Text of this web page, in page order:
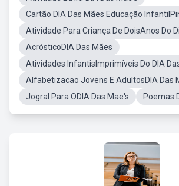
Cartão DIA Das Mães Educação
Atividade Para Criança De DoisAnos Do
AcrósticoDIA Das Mães
Atividades InfantisImprimíveis Do DIA
Alfabetizacao Jovens E AdultosDIA Das
Jogral Para ODIA Das Mae's
Poemas